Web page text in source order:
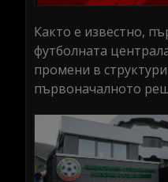
Както е известно,
футболната
промени в
първоначалното